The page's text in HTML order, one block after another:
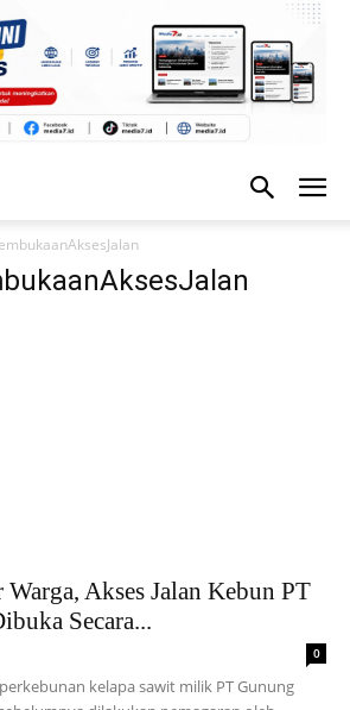
Warga, Akses Jalan Kebun PT
Secara...
0
kelapa sawit milik PT Gunung